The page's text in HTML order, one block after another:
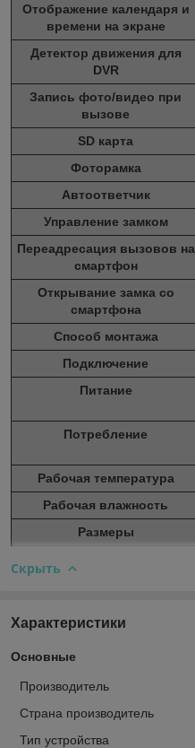
Отображение календаря и
времени на экране
Детектор движения для
DVR
Запись фото/видео при
вызове
SD карта
Фоторамка
Автоответчик
Управление замком
Переадресация вызовов на
смартфон
Открывание замка со
смартфона
Способ монтажа
Подключение
Питание
Потребление
Рабочая температура
Рабочая влажность
Размеры
Скрыть
Характеристики
Основные
Производитель
Страна производитель
Тип устройства